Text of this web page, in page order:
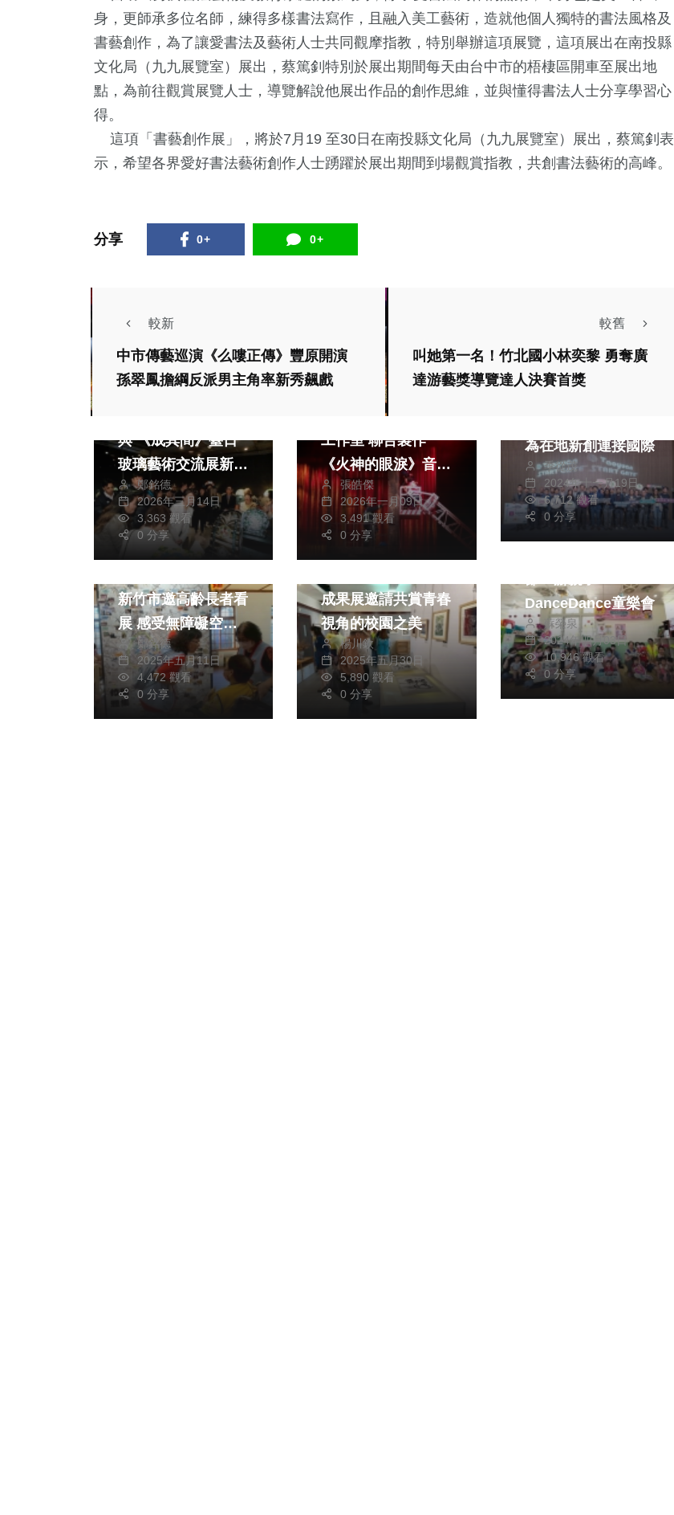
身，更師承多位名師，練得多樣書法寫作，且融入美工藝術，造就他個人獨特的書法風格及
書藝創作，為了讓愛書法及藝術人士共同觀摩指教，特別舉辦這項展覽，這項展出在南投縣
文化局（九九展覽室）展出，蔡篤釗特別於展出期間每天由台中市的梧棲區開車至展出地
點，為前往觀賞展覽人士，導覽解說他展出作品的創作思維，並與懂得書法人士分享學習心
得。
這項「書藝創作展」，將於7月19 至30日在南投縣文化局（九九展覽室）展出，蔡篤釗表
示，希望各界愛好書法藝術創作人士踴躍於展出期間到場觀賞指教，共創書法藝術的高峰。
分享 0+ 0+
較新
中市傳藝巡演《么嘍正傳》豐原開演
孫翠鳳擔綱反派男主角率新秀飆戲
較舊
叫她第一名！竹北國小林奕黎 勇奪廣
達游藝獎導覽達人決賽首獎
藝文
與 《成其間》臺日
玻璃藝術交流展新竹
玻工館開展
鄭銘德
2026年三月14日
3,363 觀看
0 分享
藝文
故事工廠 X 瘋戲樂
工作室 聯合製作
《火神的眼淚》音樂
劇 吸引逾20,000名
觀眾入場
張皓傑
2026年一月09日
3,491 觀看
0 分享
為在地新創連接國際
季從茂
2024年十一月19日
6,712 觀看
0 分享
新竹市邀高齡長者看
展 感受無障礙空間
的自由
鄭銘德
2025年五月11日
4,472 觀看
0 分享
成果展邀請共賞青春
視角的校園之美
楊川欽
2025年五月30日
5,890 觀看
0 分享
生活 藝文
DanceDance童樂會
蘇榮泉
2024年四月03日
10,946 觀看
0 分享
2024立委選戰 評論
兩岸道教文化交
流專區
生活